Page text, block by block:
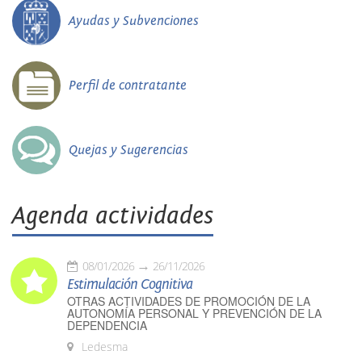
Ayudas y Subvenciones
Perfil de contratante
Quejas y Sugerencias
Agenda actividades
08/01/2026 26/11/2026
Estimulación Cognitiva
OTRAS ACTIVIDADES DE PROMOCIÓN DE LA
AUTONOMÍA PERSONAL Y PREVENCIÓN DE LA
DEPENDENCIA
Ledesma